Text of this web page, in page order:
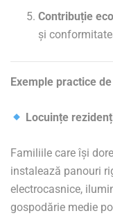
Contribuție
și
Exemple practice
Locuințe
Familiile care își
instalează panouri
electrocasnice,
gospodărie medie